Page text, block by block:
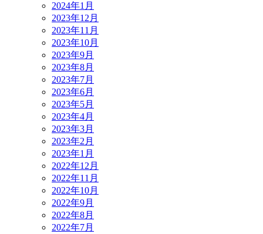
2024年1月
2023年12月
2023年11月
2023年10月
2023年9月
2023年8月
2023年7月
2023年6月
2023年5月
2023年4月
2023年3月
2023年2月
2023年1月
2022年12月
2022年11月
2022年10月
2022年9月
2022年8月
2022年7月